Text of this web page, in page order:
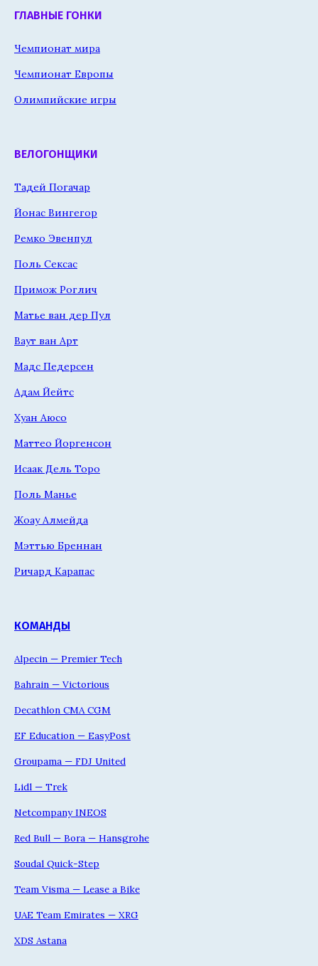
ГЛАВНЫЕ ГОНКИ
Чемпионат мира
Чемпионат Европы
Олимпийские игры
ВЕЛОГОНЩИКИ
Тадей Погачар
Йонас Вингегор
Ремко Эвенпул
Поль Сексас
Примож Роглич
Матье ван дер Пул
Ваут ван Арт
Мадс Педерсен
Адам Йейтс
Хуан Аюсо
Маттео Йоргенсон
Исаак Дель Торо
Поль Манье
Жоау Алмейда
Мэттью Бреннан
Ричард Карапас
КОМАНДЫ
Alpecin — Premier Tech
Bahrain — Victorious
Decathlon CMA CGM
EF Education — EasyPost
Groupama — FDJ United
Lidl — Trek
Netcompany INEOS
Red Bull — Bora — Hansgrohe
Soudal Quick-Step
Team Visma — Lease a Bike
UAE Team Emirates — XRG
XDS Astana